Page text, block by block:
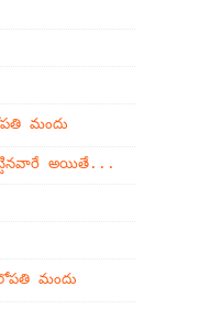
మందు
అయితే...
మందు